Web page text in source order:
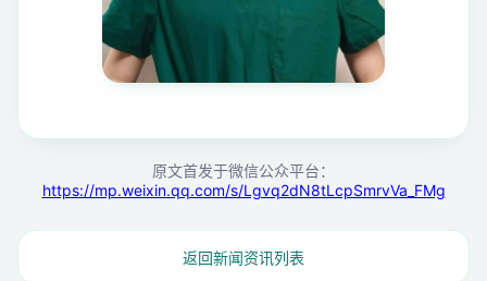
原文首发于微信公众平台：
https://mp.weixin.qq.com/s/Lgvq2dN8tLcpSmrvVa_FMg
返回新闻资讯列表